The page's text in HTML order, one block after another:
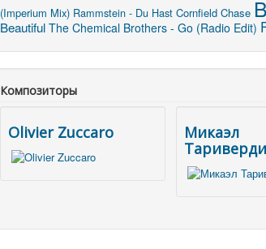
(Imperium Mix) Rammstein - Du Hast Cornfield Chase
Beautiful The Chemical Brothers - Go (Radio Edit)
Композиторы
Olivier Zuccaro
Микаэл